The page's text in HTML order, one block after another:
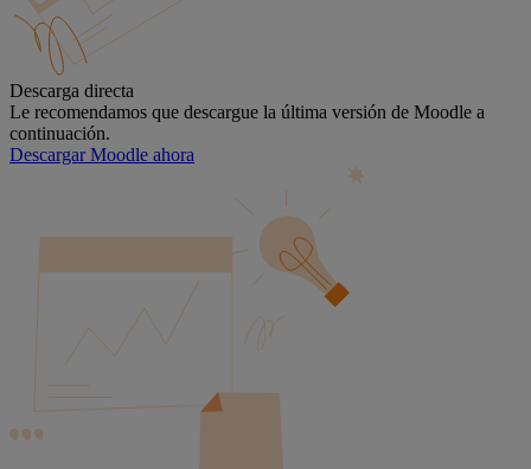
Descarga directa
Le recomendamos que descargue la última versión de Moodle a
continuación.
Descargar Moodle ahora